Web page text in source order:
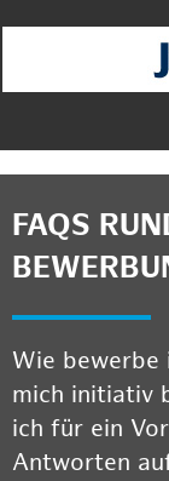
FAQS
Wie bewerbe
mich initiativ
ich für ein
Antworten